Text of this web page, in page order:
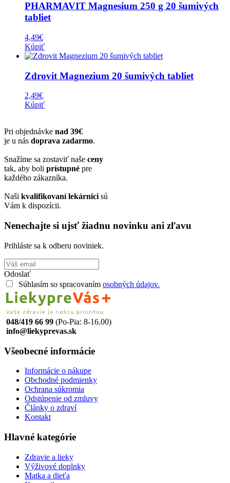
PHARMAVIT Magnesium 250 g 20 šumivých
tabliet
4,49€
Kúpiť
Zdrovit Magnezium 20 šumivých tabliet
2,49€
Kúpiť
Pri objednávke nad 39€
je u nás doprava zadarmo.
Snažíme sa zostaviť naše ceny
tak, aby boli prístupné pre
každého zákazníka.
Naši kvalifikovaní lekárnici sú
Vám k dispozícii.
Nenechajte si ujsť žiadnu novinku ani zľavu
Prihláste sa k odberu noviniek.
Odoslať
Súhlasím so spracovaním osobných údajov.
048/419 66 99 (Po-Pia: 8-16.00)
info@liekyprevas.sk
Všeobecné informácie
Informácie o nákupe
Obchodné podmienky
Ochrana súkromia
Odstúpenie od zmluvy
Články o zdraví
Kontakt
Hlavné kategórie
Zdravie a lieky
Výživové doplnky
Matka a dieťa